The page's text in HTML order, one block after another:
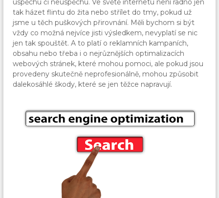
úspěchu či neúspěchu. Ve světě internetu není radno jen
tak házet flintu do žita nebo střílet do tmy, pokud už
jsme u těch puškových přirovnání. Měli bychom si být
vždy co možná nejvíce jisti výsledkem, nevyplatí se nic
jen tak spouštět. A to platí o reklamních kampaních,
obsahu nebo třeba i o nejrůznějších optimalizacích
webových stránek, které mohou pomoci, ale pokud jsou
provedeny skutečně neprofesionálně, mohou způsobit
dalekosáhlé škody, které se jen těžce napravují.